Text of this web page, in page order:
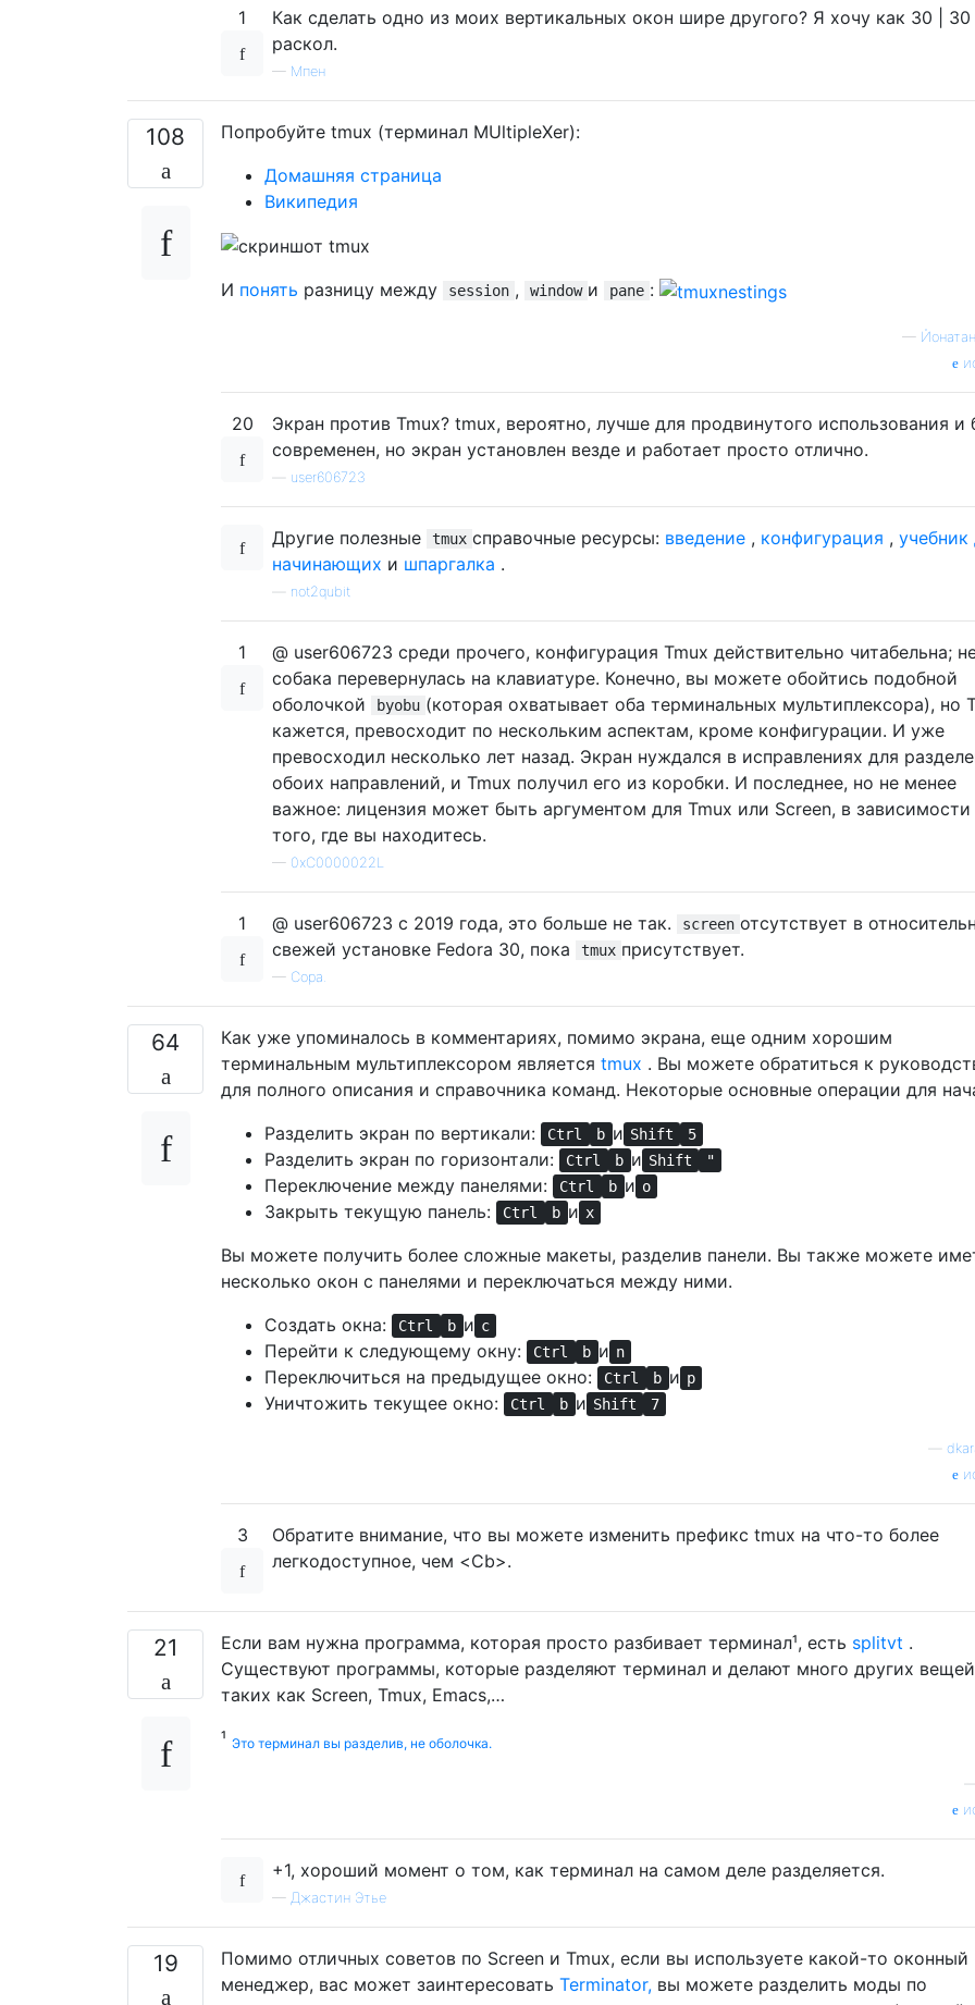
1
Как сделать одно из моих вертикальных окон шире другого? Я хочу как 30 |
раскол.
— Мпен
108
Попробуйте tmux (терминал MUltipleXer):
Домашняя страница
Википедия
И понять разницу между session , window и pane :
—
20
Экран против Tmux? tmux, вероятно, лучше для продвинутого использования и
современен, но экран установлен везде и работает просто отлично.
user606723
Другие полезные tmux справочные ресурсы: введение , конфигурация , учебник
начинающих и шпаргалка .
not2qubit
1
@ user606723 среди прочего, конфигурация Tmux действительно читабельна;
собака перевернулась на клавиатуре. Конечно, вы можете обойтись подобной
оболочкой
byobu (которая охватывает оба терминальных мультиплексора), но
кажется, превосходит по нескольким аспектам, кроме конфигурации. И уже
превосходил несколько лет назад. Экран нуждался в исправлениях для
обоих направлений, и Tmux получил его из коробки. И последнее, но не менее
важное: лицензия может быть аргументом для Tmux или Screen, в зависимости
того, где вы находитесь.
— 0xC0000022L
1 @ user606723 с 2019 года, это больше не так. screen отсутствует в
свежей установке Fedora 30, пока
tmux присутствует.
— Сора.
64
Как уже упоминалось в комментариях, помимо экрана, еще одним хорошим
терминальным мультиплексором является tmux . Вы можете обратиться к
для полного описания и справочника команд. Некоторые основные операции для
Разделить экран по вертикали:
Ctrl b и Shift 5
Разделить экран по горизонтали: Ctrl b и Shift "
Переключение между панелями: Ctrl b и o
Закрыть текущую панель: Ctrl b и x
Вы можете получить более сложные макеты, разделив панели. Вы также можете
несколько окон с панелями и переключаться между ними.
Создать окна:
Ctrl b и c
Перейти к следующему окну: Ctrl b и n
Переключиться на предыдущее окно: Ctrl b и p
Уничтожить текущее окно: Ctrl b и Shift 7
3
Обратите внимание, что вы можете изменить префикс tmux на что-то более
легкодоступное, чем <Cb>.
21 Если вам нужна программа, которая просто разбивает терминал¹, есть splitvt .
Существуют программы, которые разделяют терминал и делают много других
таких как Screen, Tmux, Emacs,…
¹ Это терминал вы разделив, не оболочка.
+1, хороший момент о том, как терминал на самом деле разделяется.
— Джастин Этье
19
Помимо отличных советов по Screen и Tmux, если вы используете какой-то оконный
менеджер, вас может заинтересовать Terminator, вы можете разделить моды по